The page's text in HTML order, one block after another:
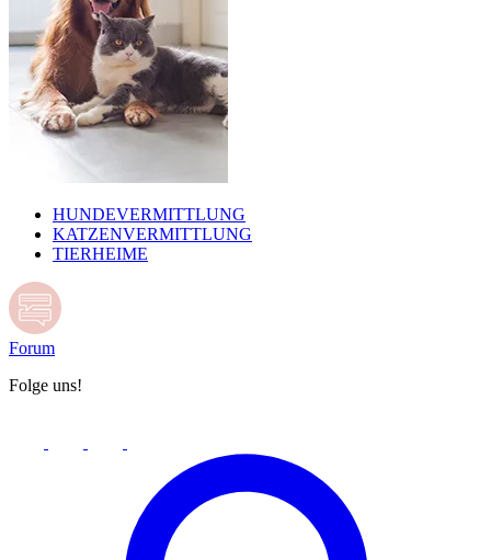
HUNDEVERMITTLUNG
KATZENVERMITTLUNG
TIERHEIME
Forum
Folge uns!